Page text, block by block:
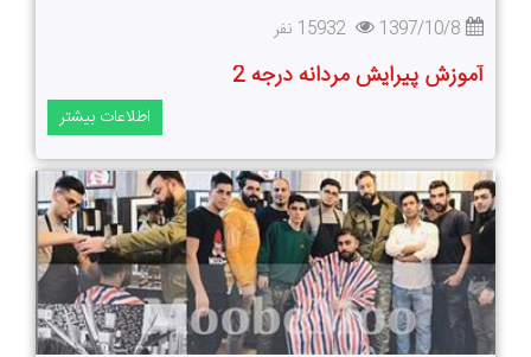
1397/10/8 15932 نفر
آموزش پیرایش مردانه درجه 2
اطلاعات بیشتر